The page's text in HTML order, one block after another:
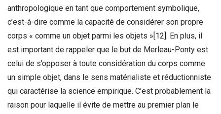
anthropologique en tant que comportement symbolique,
c’est-à-dire comme la capacité de considérer son propre
corps « comme un objet parmi les objets »[12]. En plus, il
est important de rappeler que le but de Merleau-Ponty est
celui de s’opposer à toute considération du corps comme
un simple objet, dans le sens matérialiste et réductionniste
qui caractérise la science empirique. C’est probablement la
raison pour laquelle il évite de mettre au premier plan le